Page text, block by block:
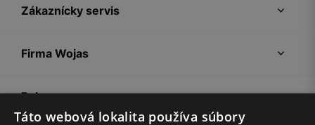
Zákaznícky servis
Firma Wojas
Pokyny
Táto webová lokalita používa súbory